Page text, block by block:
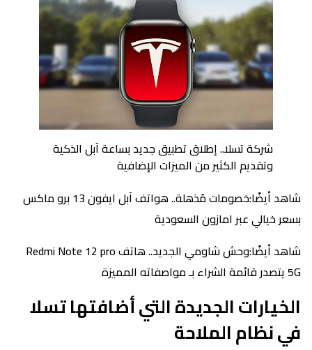
شركة تسلا.. إطلاق تطبيق جديد بساعة آبل الذكية
وتقديم الكثير من الميزات الإضافية
شاهد أيضًا:خصومات مُذهلة.. هواتف آبل ايفون 13 برو ماكس
بسعر خيالي عبر امازون السعودية
شاهد أيضًا:وحش شاومي الجديد.. هاتف Redmi Note 12 pro
5G يتصدر قائمة الشراء بـ مواصفاته المميزة
الخيارات الجديدة التي أضافتها تسلا
في نظام الملاحة